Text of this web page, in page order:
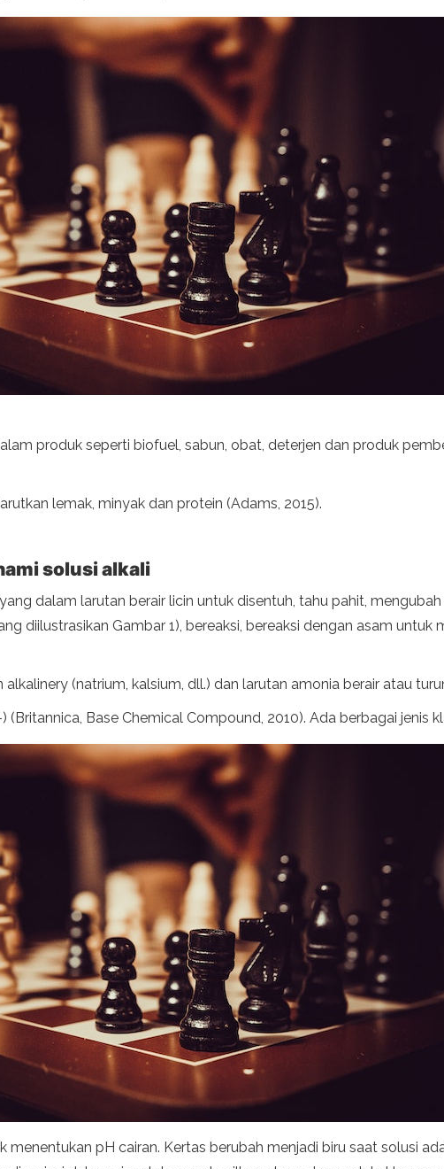
produk seperti biofuel, sabun, obat, deterjen dan produk
lemak, minyak dan protein (Adams, 2015).
solusi alkali
dalam larutan berair licin untuk disentuh, tahu pahit,
diilustrasikan Gambar 1), bereaksi, bereaksi dengan asam untuk
(natrium, kalsium, dll.) dan larutan amonia berair atau
Base Chemical Compound, 2010). Ada berbagai jenis
pH cairan. Kertas berubah menjadi biru saat solusi